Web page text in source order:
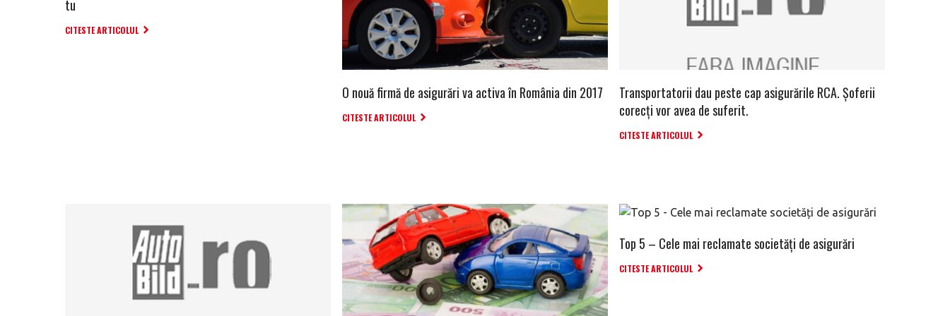
tu
CITESTE ARTICOLUL
O nouă firmă de asigurări va activa în România din 2017
CITESTE ARTICOLUL
Transportatorii dau peste cap asigurările RCA. Șoferii
corecți vor avea de suferit.
CITESTE ARTICOLUL
Top 5 – Cele mai reclamate societăți de asigurări
CITESTE ARTICOLUL